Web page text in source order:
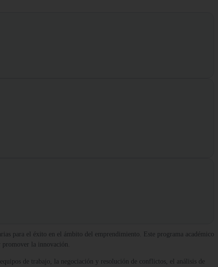
para el éxito en el ámbito del emprendimiento. Este programa académico
promover la innovación.
de trabajo, la negociación y resolución de conflictos, el análisis de